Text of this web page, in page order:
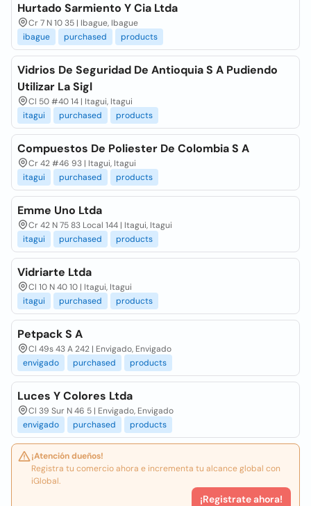
Hurtado Sarmiento Y Cia Ltda
Cr 7 N 10 35 | Ibague, Ibague
ibague
purchased products
Vidrios De Seguridad De Antioquia S A Pudiendo
Utilizar La Sigl
Cl 50 #40 14 | Itagui, Itagui
itagui
purchased products
Compuestos De Poliester De Colombia S A
Cr 42 #46 93 | Itagui, Itagui
itagui
purchased products
Emme Uno Ltda
Cr 42 N 75 83 Local 144 | Itagui, Itagui
itagui
purchased products
Vidriarte Ltda
Cl 10 N 40 10 | Itagui, Itagui
itagui
purchased products
Petpack S A
Cl 49s 43 A 242 | Envigado, Envigado
envigado
purchased products
Luces Y Colores Ltda
Cl 39 Sur N 46 5 | Envigado, Envigado
envigado
purchased products
¡Atención dueños!
Registra tu comercio ahora e incrementa tu alcance global con
iGlobal.
¡Registrate ahora!